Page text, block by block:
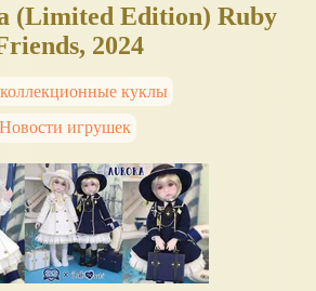
(Limited Edition) Ruby
2024
коллекционные куклы
Новости игрушек